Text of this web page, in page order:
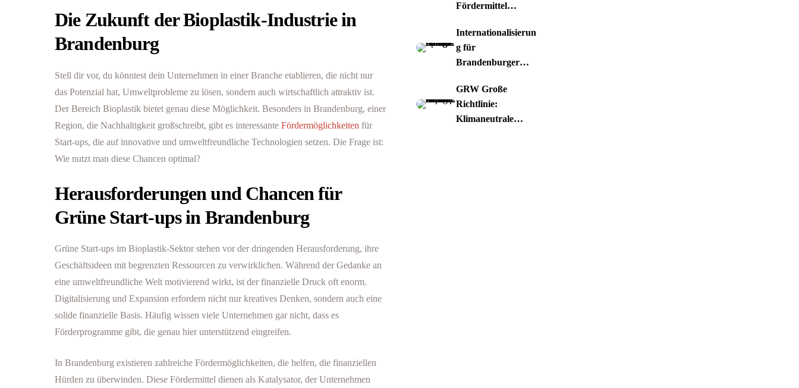
Die Zukunft der Bioplastik-Industrie in
Brandenburg
Stell dir vor, du könntest dein Unternehmen in einer Branche etablieren, die nicht nur
das Potenzial hat, Umweltprobleme zu lösen, sondern auch wirtschaftlich attraktiv ist.
Der Bereich Bioplastik bietet genau diese Möglichkeit. Besonders in Brandenburg, einer
Region, die Nachhaltigkeit großschreibt, gibt es interessante Fördermöglichkeiten für
Start-ups, die auf innovative und umweltfreundliche Technologien setzen. Die Frage ist:
Wie nutzt man diese Chancen optimal?
Herausforderungen und Chancen für
Grüne Start-ups in Brandenburg
Grüne Start-ups im Bioplastik-Sektor stehen vor der dringenden Herausforderung, ihre
Geschäftsideen mit begrenzten Ressourcen zu verwirklichen. Während der Gedanke an
eine umweltfreundliche Welt motivierend wirkt, ist der finanzielle Druck oft enorm.
Digitalisierung und Expansion erfordern nicht nur kreatives Denken, sondern auch eine
solide finanzielle Basis. Häufig wissen viele Unternehmen gar nicht, dass es
Förderprogramme gibt, die genau hier unterstützend eingreifen.
In Brandenburg existieren zahlreiche Fördermöglichkeiten, die helfen, die finanziellen
Hürden zu überwinden. Diese Fördermittel dienen als Katalysator, der Unternehmen
Fördermittel
Internationalisierun
g für
Brandenburger
GRW Große
Richtlinie:
Klimaneutrale